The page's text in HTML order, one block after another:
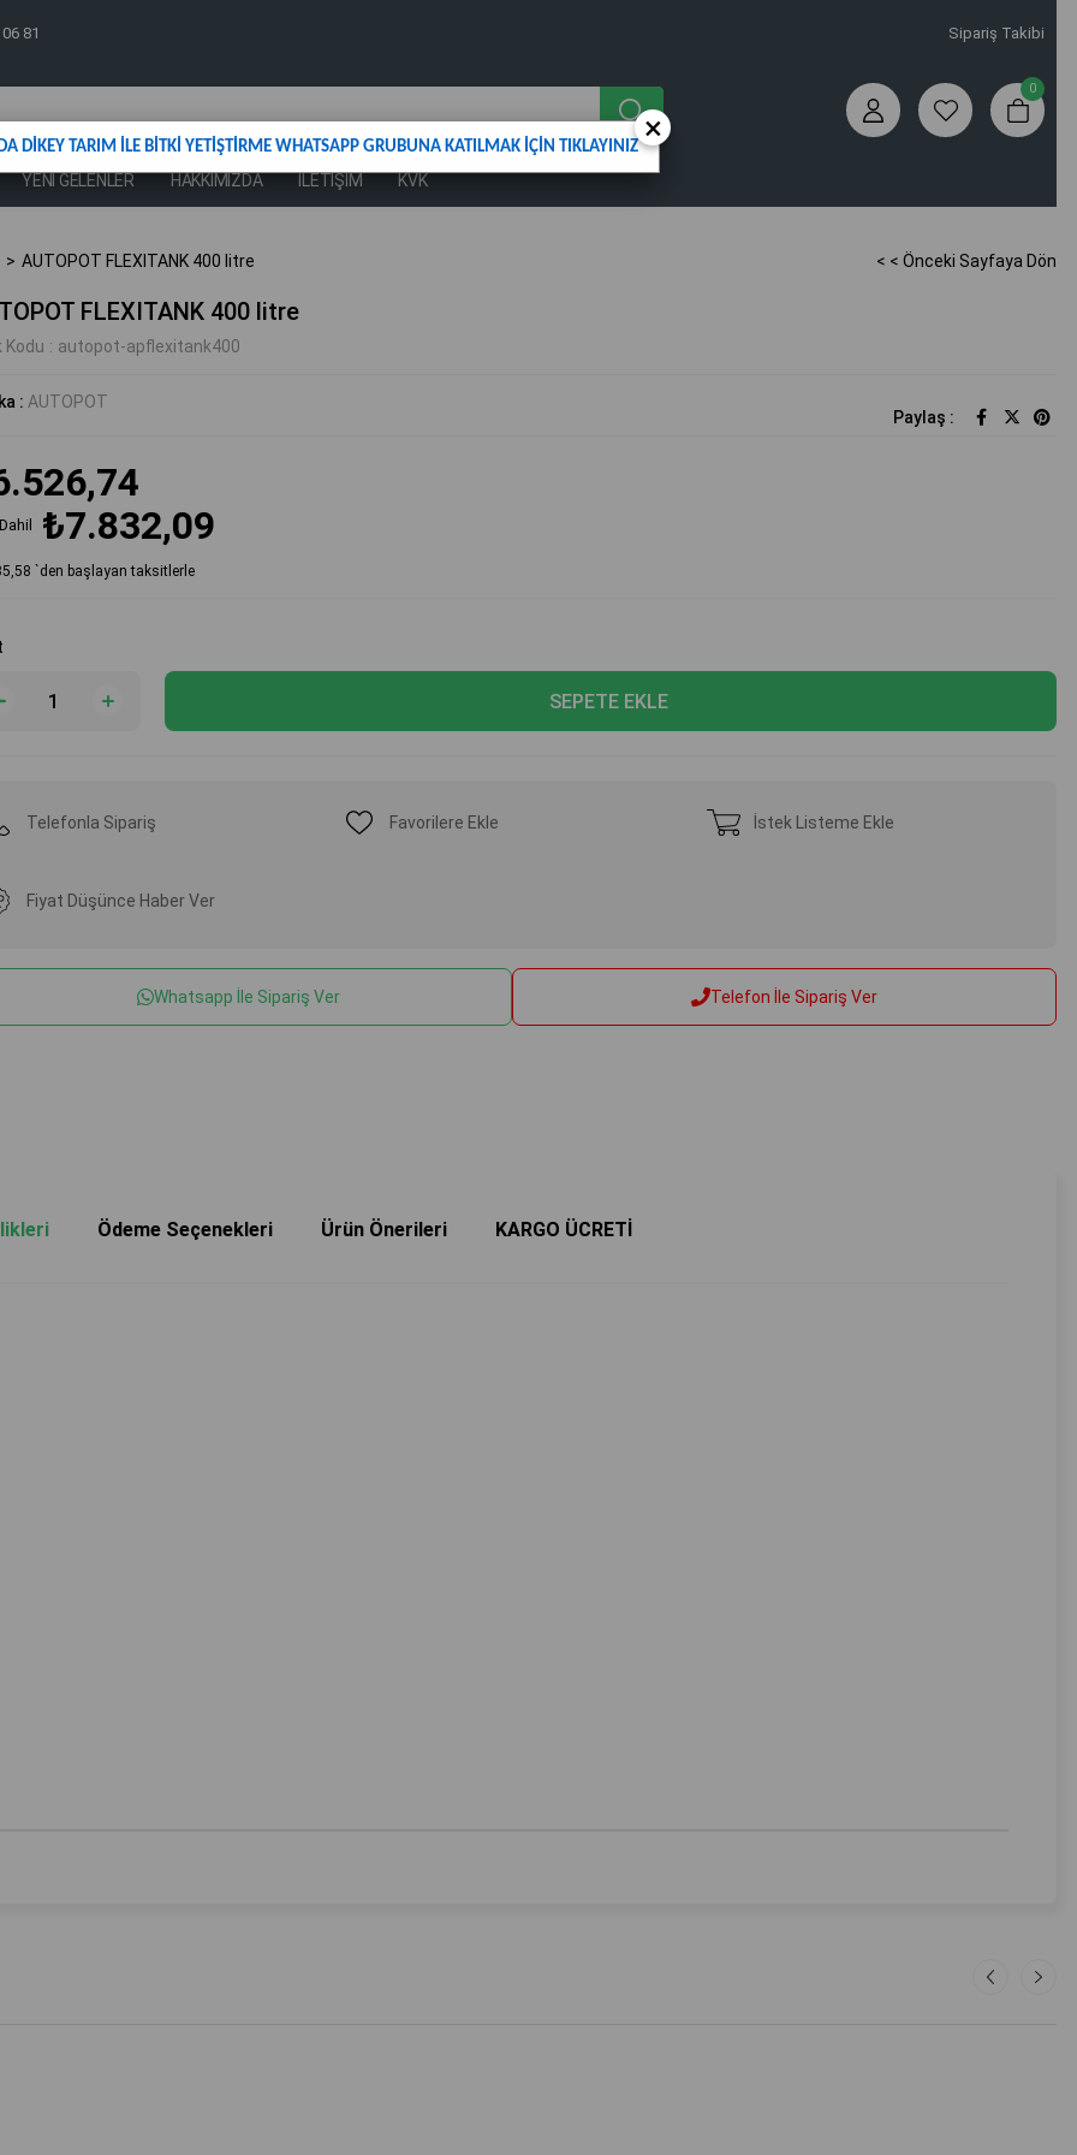
81 Sipariş Takibi
0
YENİ GELENLER HAKKIMIZDA İLETİŞİM KVK
AUTOPOT FLEXITANK 400 litre < < Önceki Sayfaya Dön
FLEXITANK 400 litre
Kodu autopot-apflexitank400
: AUTOPOT
Paylaş :
₺7.832,09
`den başlayan taksitlerle
Telefonla Sipariş Favorilere Ekle İstek Listeme Ekle
Fiyat Düşünce Haber Ver
Whatsapp İle Sipariş Ver Telefon İle Sipariş Ver
Ödeme Seçenekleri Ürün Önerileri KARGO ÜCRETİ
×
DİKEY TARIM İLE BİTKİ YETİŞTİRME WHATSAPP GRUBUNA KATILMAK İÇİN TIKLAYINIZ